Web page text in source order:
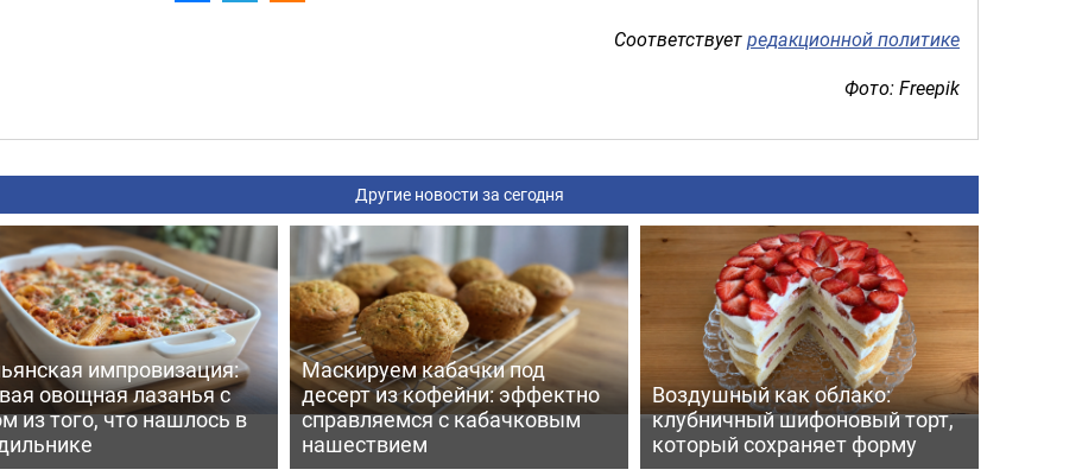
Соответствуетредакционной политике
Фото: Freepik
Другие новости за сегодня
импровизация:
овощная лазанья с
из того, что нашлось в
Маскируем кабачки под
десерт из кофейни: эффектно
справляемся с кабачковым
нашествием
Воздушный как облако:
клубничный шифоновый торт,
который сохраняет форму